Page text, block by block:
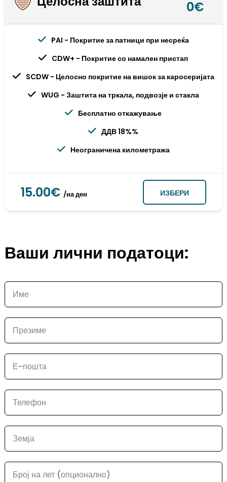
0€
PAI - Покритие за патници при несреќа
CDW+ - Покритие со намален пристап
SCDW - Целосно покритие на вишок за каросеријата
WUG - Заштита на тркала, подвозје и стакла
Бесплатно откажување
ДДВ 18%%
Неограничена километража
15.00€ /на ден ИЗБЕРИ
Ваши лични податоци:
Име
Презиме
Е-пошта
Телефон
Земја
Број на лет (опционално)